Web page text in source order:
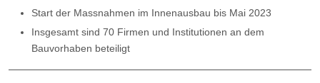
Start der Massnahmen im Innenausbau bis Mai 2023
Insgesamt sind 70 Firmen und Institutionen an dem
Bauvorhaben beteiligt